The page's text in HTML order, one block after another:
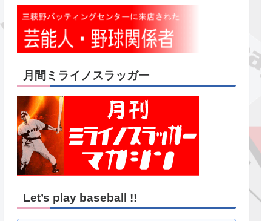
月間ミライノスラッガー
Let’s play baseball !!